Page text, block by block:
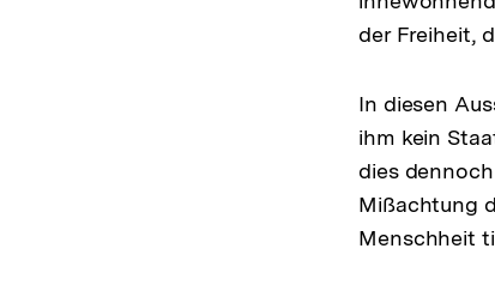
der Freiheit,
In diesen
ihm kein
dies
Mißachtung
Menschheit